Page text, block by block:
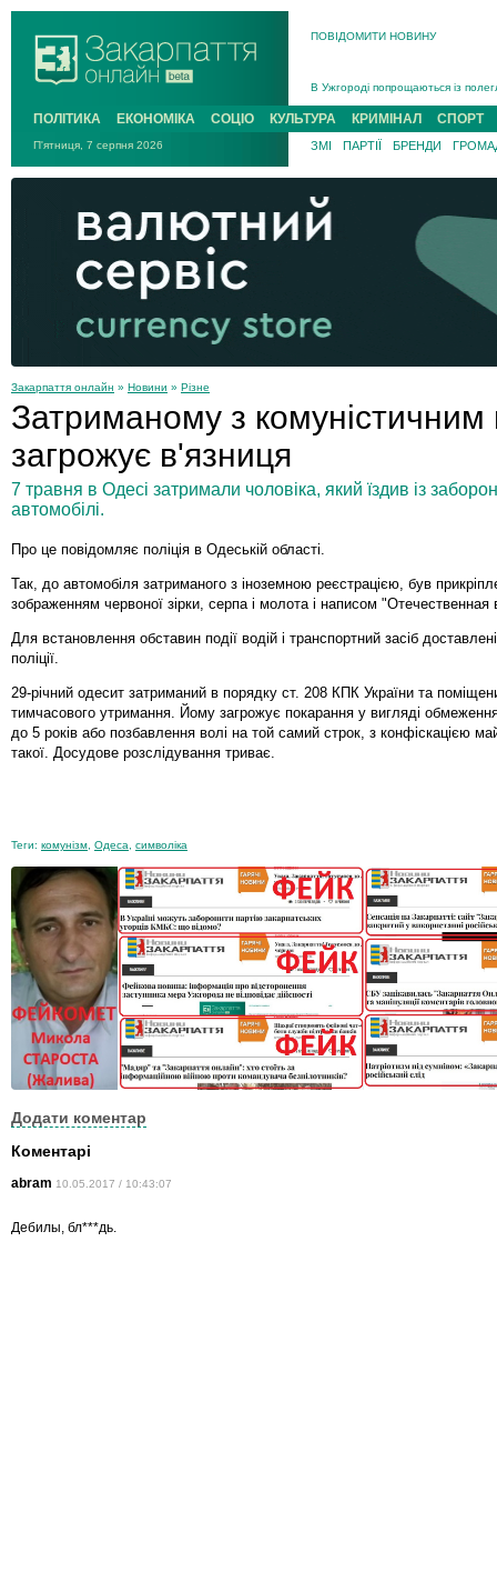
ПОВІДОМИТИ НОВИНУ
В Ужгороді попрощаються із
В Ужгороді 5 серпня
Підтвердили загибель
На війні з рф поліг військовий з
На Хустщині внаслідок ДТП за
Інструктора районного ТЦК на
ПОЛІТИКА ЕКОНОМІКА СОЦІО КУЛЬТУРА КРИМІНАЛ СПОРТ
П'ятниця, 7 серпня 2026 ЗМІ ПАРТІЇ БРЕНДИ
Закарпаття онлайн » Новини » Різне
Затриманому з
загрожує в'язниця
7 травня в Одесі затримали чоловіка, який їздив із
автомобілі.
Про це повідомляє поліція в Одеській області.
Так, до автомобіля затриманого з іноземною реєстрацією, був
зображенням червоної зірки, серпа і молота і написом "Отечественная
Для встановлення обставин події водій і транспортний засіб
поліції.
29-річний одесит затриманий в порядку ст. 208 КПК України та
тимчасового утримання. Йому загрожує покарання у вигляді
до 5 років або позбавлення волі на той самий строк, з конфіскацією
такої. Досудове розслідування триває.
Теги: комунізм Одеса символіка
Додати коментар
Коментарі
abram 10.05.2017 / 10:43:07
Дебилы, бл***дь.